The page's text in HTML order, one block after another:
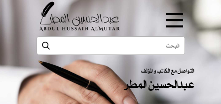
التواصل مع الكاتب و المؤلف
عبدالحسين المطر